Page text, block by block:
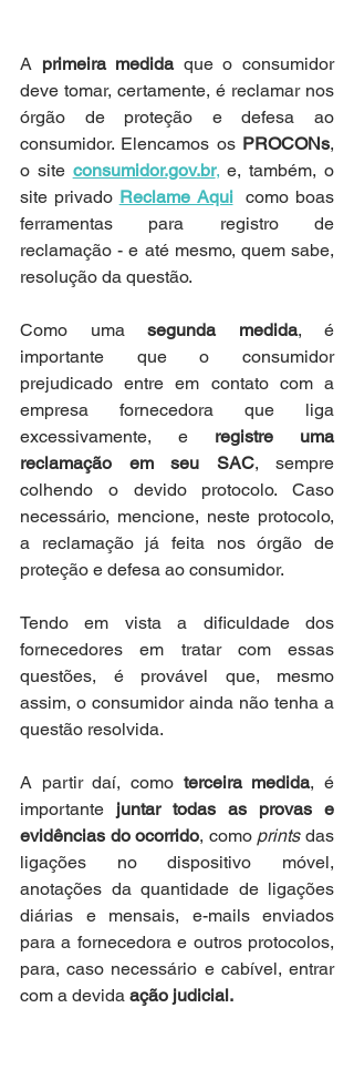
A primeira medida que o consumidor
deve tomar, certamente, é reclamar nos
órgão de proteção e defesa ao
consumidor. Elencamos os PROCONs,
o site consumidor.gov.br, e, também, o
site privado Reclame Aqui
como boas
ferramentas para registro de
reclamação - e até mesmo, quem sabe,
resolução da questão.
Como uma segunda medida, é
importante que o consumidor
prejudicado entre em contato com a
empresa fornecedora que liga
excessivamente, e registre uma
reclamação em seu SAC, sempre
colhendo o devido protocolo. Caso
necessário, mencione, neste protocolo,
a reclamação já feita nos órgão de
proteção e defesa ao consumidor.
Tendo em vista a dificuldade dos
fornecedores em tratar com essas
questões, é provável que, mesmo
assim, o consumidor ainda não tenha a
questão resolvida.
A partir daí, como terceira medida, é
importante juntar todas as provas e
evidências do ocorrido, como prints das
ligações no dispositivo móvel,
anotações da quantidade de ligações
diárias e mensais, e-mails enviados
para a fornecedora e outros protocolos,
para, caso necessário e cabível, entrar
com a devida ação judicial.